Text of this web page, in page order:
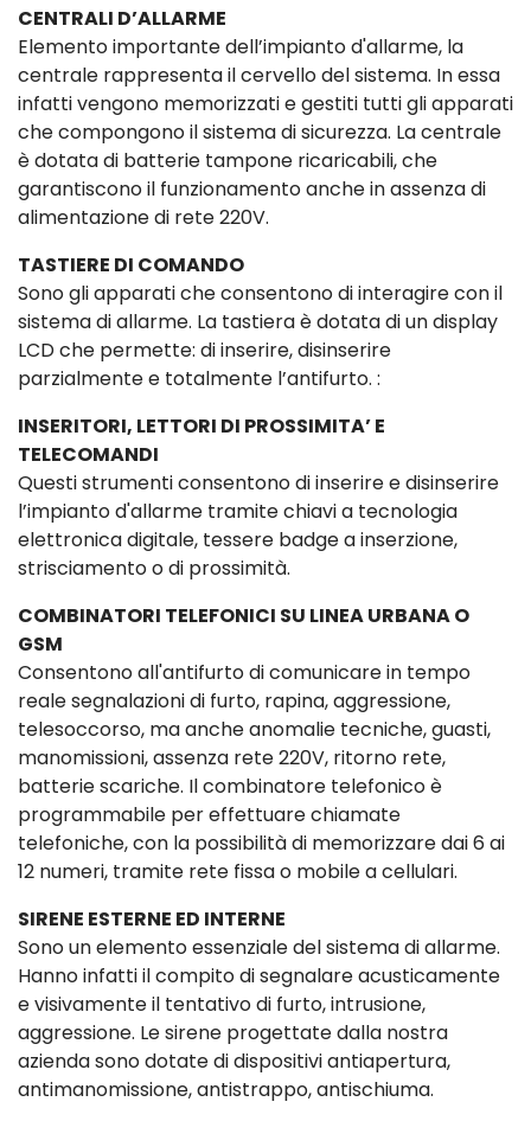
CENTRALI D’ALLARME
Elemento importante dell’impianto d'allarme, la
centrale rappresenta il cervello del sistema. In essa
infatti vengono memorizzati e gestiti tutti gli apparati
che compongono il sistema di sicurezza. La centrale
è dotata di batterie tampone ricaricabili, che
garantiscono il funzionamento anche in assenza di
alimentazione di rete 220V.
TASTIERE DI COMANDO
Sono gli apparati che consentono di interagire con il
sistema di allarme. La tastiera è dotata di un display
LCD che permette: di inserire, disinserire
parzialmente e totalmente l’antifurto. :
INSERITORI, LETTORI DI PROSSIMITA’ E
TELECOMANDI
Questi strumenti consentono di inserire e disinserire
l’impianto d'allarme tramite chiavi a tecnologia
elettronica digitale, tessere badge a inserzione,
strisciamento o di prossimità.
COMBINATORI TELEFONICI SU LINEA URBANA O
GSM
Consentono all'antifurto di comunicare in tempo
reale segnalazioni di furto, rapina, aggressione,
telesoccorso, ma anche anomalie tecniche, guasti,
manomissioni, assenza rete 220V, ritorno rete,
batterie scariche. Il combinatore telefonico è
programmabile per effettuare chiamate
telefoniche, con la possibilità di memorizzare dai 6 ai
12 numeri, tramite rete fissa o mobile a cellulari.
SIRENE ESTERNE ED INTERNE
Sono un elemento essenziale del sistema di allarme.
Hanno infatti il compito di segnalare acusticamente
e visivamente il tentativo di furto, intrusione,
aggressione. Le sirene progettate dalla nostra
azienda sono dotate di dispositivi antiapertura,
antimanomissione, antistrappo, antischiuma.